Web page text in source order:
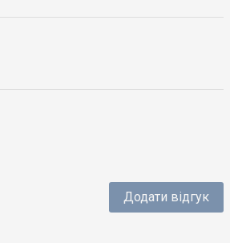
Додати відгук